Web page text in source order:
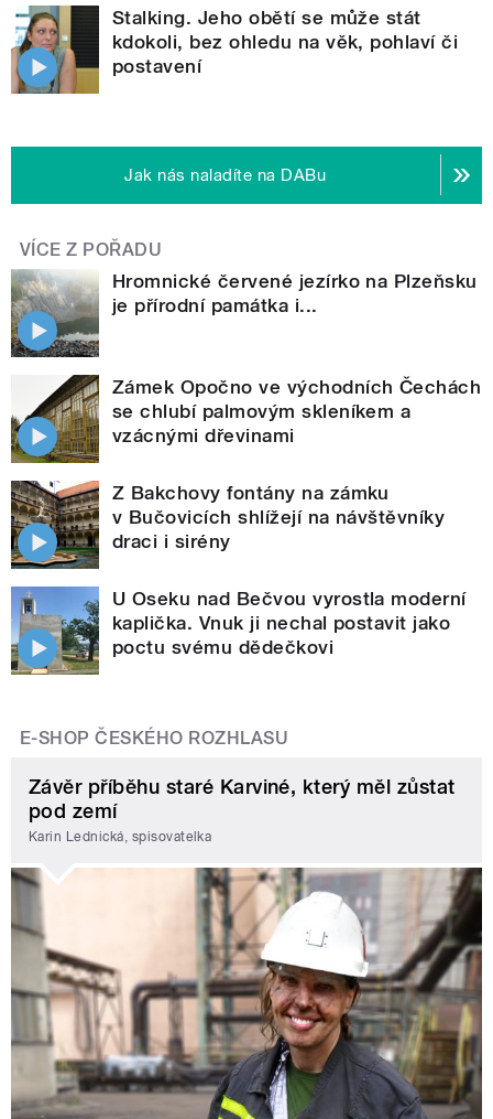
Stalking. Jeho obětí se může stát
kdokoli, bez ohledu na věk, pohlaví či
postavení
Jak nás naladíte na DABu
VÍCE Z POŘADU
Hromnické červené jezírko na Plzeňsku
je přírodní památka i...
Zámek Opočno ve východních Čechách
se chlubí palmovým skleníkem a
vzácnými dřevinami
Z Bakchovy fontány na zámku
v Bučovicích shlížejí na návštěvníky
draci i sirény
U Oseku nad Bečvou vyrostla moderní
kaplička. Vnuk ji nechal postavit jako
poctu svému dědečkovi
E-SHOP ČESKÉHO ROZHLASU
Závěr příběhu staré Karviné, který měl zůstat
pod zemí
Karin Lednická, spisovatelka